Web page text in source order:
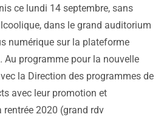
ce lundi 14 septembre, sans
dans le grand auditorium
numérique sur la plateforme
Au programme pour la nouvelle
la Direction des programmes de
avec leur promotion et
2020 (grand rdv